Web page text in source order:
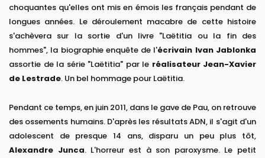
choquantes qu'elles ont mis en émois les français pendant de
longues années. Le déroulement macabre de cette histoire
s'achèvera sur la sortie d'un livre "Laëtitia ou la fin des
hommes", la biographie enquête de l'écrivain Ivan Jablonka
assortie de la série "Laëtitia" par le réalisateur Jean-Xavier
de Lestrade. Un bel hommage pour Laëtitia.
Pendant ce temps, en juin 2011, dans le gave de Pau, on retrouve
des ossements humains. D'après les résultats ADN, il s'agit d'un
adolescent de presque 14 ans, disparu un peu plus tôt,
Alexandre Junca. L'horreur est à son paroxysme. Le petit